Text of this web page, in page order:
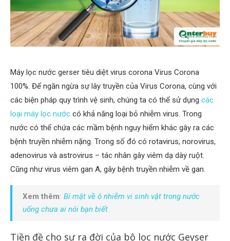
Máy lọc nước gerser tiêu diệt virus corona Virus Corona
100%. Để ngăn ngừa sự lây truyền của Virus Corona, cùng với
các biện pháp quy trình vệ sinh, chúng ta có thể sử dụng các
loại máy lọc nước có khả năng loại bỏ nhiễm virus. Trong
nước có thể chứa các mầm bệnh nguy hiểm khác gây ra các
bệnh truyền nhiễm nặng. Trong số đó có rotavirus, norovirus,
adenovirus và astrovirus – tác nhân gây viêm dạ dày ruột.
Cũng như virus viêm gan A, gây bệnh truyền nhiễm về gan.
Xem thêm: Bí mật về ô nhiễm vi sinh vật trong nước
uống chưa ai nói bạn biết
Tiền đề cho sự ra đời của bộ lọc nước Geyser